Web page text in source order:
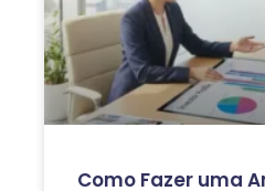
Como Fazer uma